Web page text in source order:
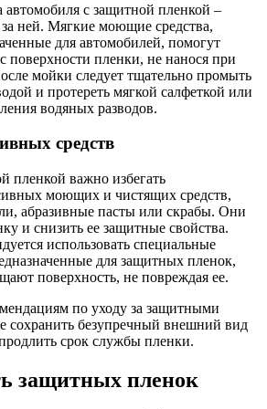
автомобиля с защитной пленкой –
ней. Мягкие моющие средства,
для автомобилей, помогут
поверхности пленки, не нанося при
мойки следует тщательно промыть
и протереть мягкой салфеткой или
водяных разводов.
средств
пленкой важно избегать
моющих и чистящих средств,
абразивные пасты или скрабы. Они
и снизить ее защитные свойства.
использовать специальные
для защитных пленок,
поверхность, не повреждая ее.
по уходу за защитными
сохранить безупречный внешний вид
срок службы пленки.
защитных пленок